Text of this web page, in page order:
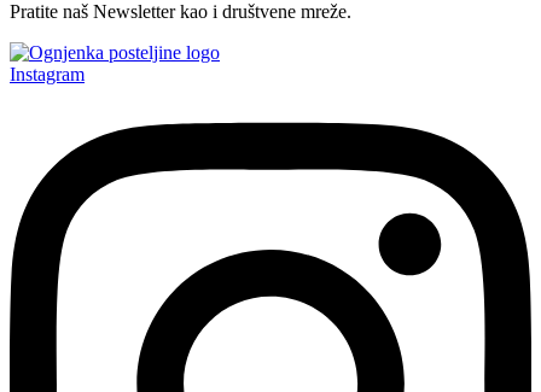
Pratite naš Newsletter kao i društvene mreže.
Instagram